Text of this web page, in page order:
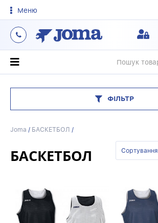
Меню
ФІЛЬТР
Joma / БАСКЕТБОЛ /
БАСКЕТБОЛ Сортування